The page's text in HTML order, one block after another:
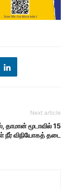
Next article
தாமான் மூடாவில் 15
நீர் விநியோகத் தடை